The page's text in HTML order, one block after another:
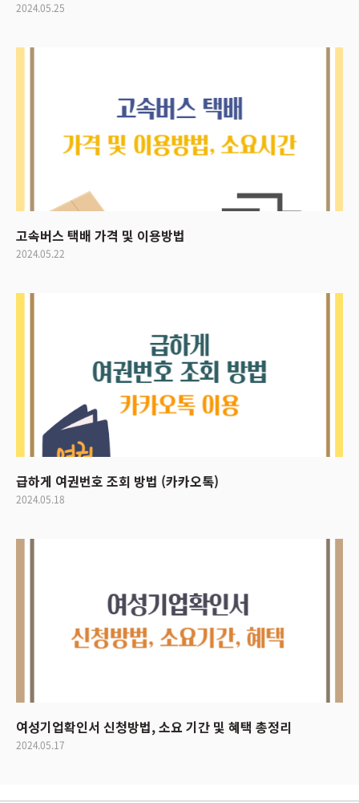
2024.05.25
고속버스 택배 가격 및 이용방법
2024.05.22
급하게 여권번호 조회 방법 (카카오톡)
2024.05.18
여성기업확인서 신청방법, 소요 기간 및 혜택 총정리
2024.05.17